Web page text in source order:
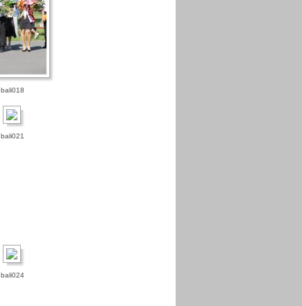
bali018
bali021
bali024